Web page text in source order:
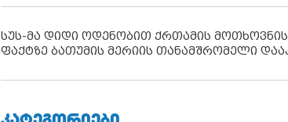
სუს-მა დიდი ოდენობით ქრთამის
ფაქტზე ბათუმის მერიის თანამშრომელი